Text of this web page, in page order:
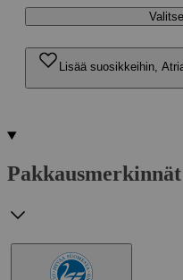
Lisää suosikkeihin,
Pakkausmerkinnät